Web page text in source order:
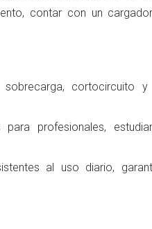
contar con un
cortocircuito y
profesionales,
al uso diario,